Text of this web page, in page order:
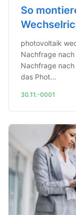
So
photovoltaik
Nachfrage
Nachfrage
das Phot...
30.11.-0001